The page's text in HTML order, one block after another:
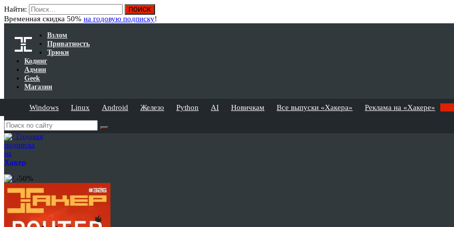
Найти:
Временная скидка 50% на годовую подписку!
Взлом
Приватность
Трюки
Кодинг
Админ
Geek
Магазин
Windows Linux Android Железо Python AI Новичкам Все выпуски «Хакера» Реклама на «Хакере»
Годовая
подписка
на
Хакер
-50%